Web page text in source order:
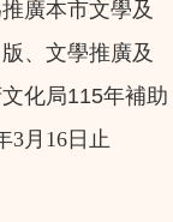
廣本市文學及
、文學推廣及
化局115年補助
3月16日止